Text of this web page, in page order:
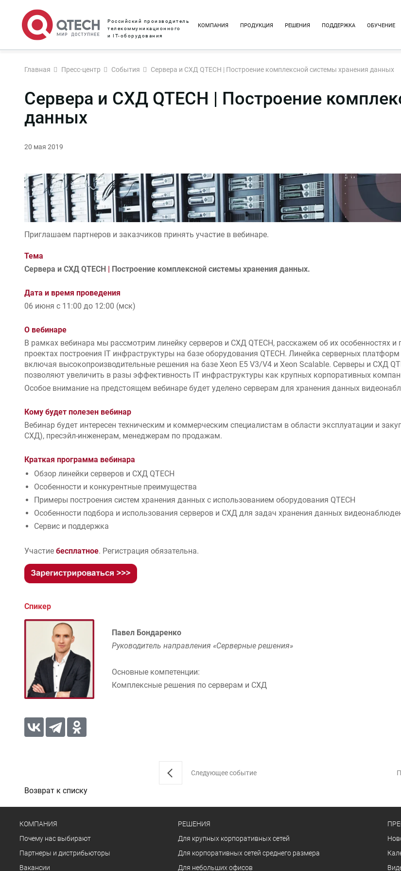
Российский производитель
телекоммуникационного
и IT-оборудования
КОМПАНИЯ ПРОДУКЦИЯ РЕШЕНИЯ ПОДДЕРЖКА ОБУЧЕНИЕ
Главная Пресс-центр События Сервера и СХД QTECH | Построение комплексной системы хранения данных
Сервера и СХД QTECH | Построение
данных
20 мая 2019
Приглашаем партнеров и заказчиков принять участие в вебинаре.
Тема
Сервера и СХД QTECH | Построение комплексной системы хранения данных.
Дата и время проведения
06 июня с 11:00 до 12:00 (мск)
О вебинаре
В рамках вебинара мы рассмотрим линейку серверов и СХД QTECH, расскажем об их особенностях
проектах построения IT инфраструктуры на базе оборудования QTECH. Линейка серверных
включая высокопроизводительные решения на базе Xeon E5 V3/V4 и Xeon Scalable. Серверы и СХД
позволяют увеличить в разы эффективность IT инфраструктуры как крупных корпоративных
Особое внимание на предстоящем вебинаре будет уделено серверам для хранения данных
Кому будет полезен вебинар
Вебинар будет интересен техническим и коммерческим специалистам в области эксплуатации и
СХД), пресэйл-инженерам, менеджерам по продажам.
Краткая программа вебинара
Обзор линейки серверов и СХД QTECH
Особенности и конкурентные преимущества
Примеры построения систем хранения данных с использованием оборудования QTECH
Особенности подбора и использования серверов и СХД для задач хранения данных
Сервис и поддержка
Участие бесплатное. Регистрация обязательна.
Спикер
Павел Бондаренко
Руководитель направления «Серверные решения»
Основные компетенции:
Комплексные решения по серверам и СХД
Следующее событие
Возврат к списку
КОМПАНИЯ
Почему нас выбирают
Партнеры и дистрибьюторы
Вакансии
РЕШЕНИЯ
Для крупных корпоративных сетей
Для корпоративных сетей среднего размера
Для небольших офисов